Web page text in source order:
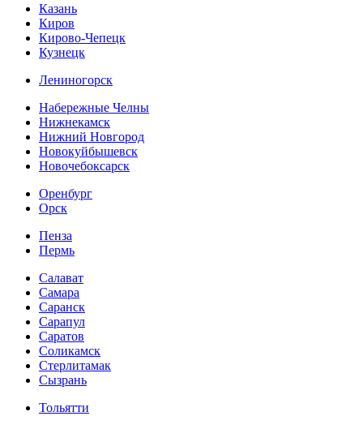
Казань
Киров
Кирово-Чепецк
Кузнецк
Лениногорск
Набережные Челны
Нижнекамск
Нижний Новгород
Новокуйбышевск
Новочебоксарск
Оренбург
Орск
Пенза
Пермь
Салават
Самара
Саранск
Сарапул
Саратов
Соликамск
Стерлитамак
Сызрань
Тольятти